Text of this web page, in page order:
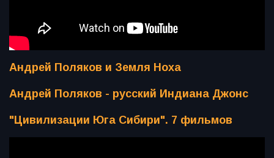
Андрей Поляков и Земля Ноха
Андрей Поляков - русский Индиана Джонс
"Цивилизации Юга Сибири". 7 фильмов